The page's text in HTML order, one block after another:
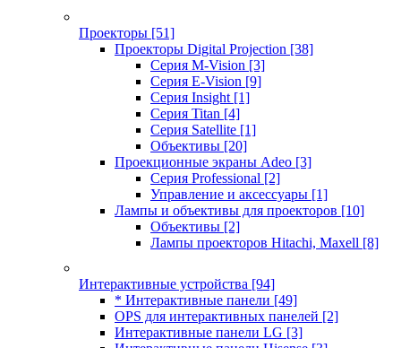
Проекторы [51]
Проекторы Digital Projection [38]
Серия M-Vision [3]
Серия E-Vision [9]
Серия Insight [1]
Серия Titan [4]
Серия Satellite [1]
Объективы [20]
Проекционные экраны Adeo [3]
Серия Professional [2]
Управление и аксессуары [1]
Лампы и объективы для проекторов [10]
Объективы [2]
Лампы проекторов Hitachi, Maxell [8]
Интерактивные устройства [94]
* Интерактивные панели [49]
OPS для интерактивных панелей [2]
Интерактивные панели LG [3]